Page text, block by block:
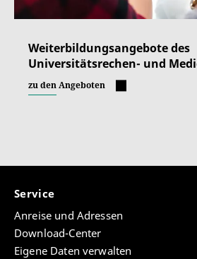
Weiterbildungsangebote des
Universitätsrechen- und
zu den Angeboten
Service
Anreise und Adressen
Download-Center
Eigene Daten verwalten